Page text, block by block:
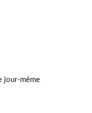
amateurs avertis
jour-même